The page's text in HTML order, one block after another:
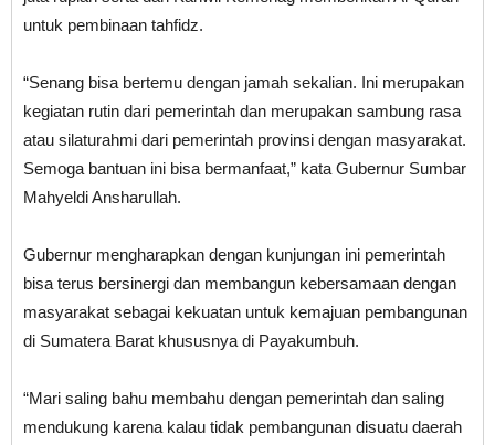
untuk pembinaan tahfidz.
“Senang bisa bertemu dengan jamah sekalian. Ini merupakan
kegiatan rutin dari pemerintah dan merupakan sambung rasa
atau silaturahmi dari pemerintah provinsi dengan masyarakat.
Semoga bantuan ini bisa bermanfaat,” kata Gubernur Sumbar
Mahyeldi Ansharullah.
Gubernur mengharapkan dengan kunjungan ini pemerintah
bisa terus bersinergi dan membangun kebersamaan dengan
masyarakat sebagai kekuatan untuk kemajuan pembangunan
di Sumatera Barat khususnya di Payakumbuh.
“Mari saling bahu membahu dengan pemerintah dan saling
mendukung karena kalau tidak pembangunan disuatu daerah